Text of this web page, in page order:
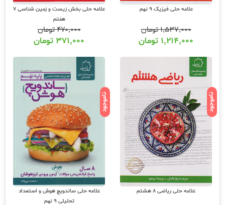
علامه حلی فیزیک 9 نهم
۱,۵۳۷,۰۰۰تومان
۱,۲۱۴,۰۰۰ تومان
علامه حلی بخش زیست و زمین شناسی 7
هفتم
۴۷۰,۰۰۰تومان
۳۷۱,۰۰۰ تومان
ناموجود
علامه حلی ریاضی 8 هشتم
ناموجود
علامه حلی ساندویچ هوش و استعداد
تحلیلی 9 نهم